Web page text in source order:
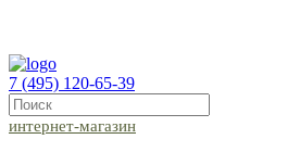
7 (495) 120-65-39
интернет-магазин